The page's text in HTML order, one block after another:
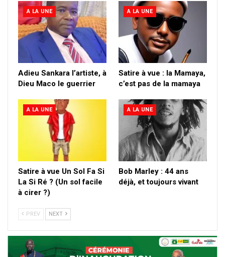
A LA UNE
Adieu Sankara l’artiste, à
Dieu Maco le guerrier
A LA UNE
Satire à vue : la Mamaya,
c’est pas de la mamaya
A LA UNE
Satire à vue Un Sol Fa Si
La Si Ré ? (Un sol facile
à cirer ?)
A LA UNE
Bob Marley : 44 ans
déjà, et toujours vivant
PREV NEXT